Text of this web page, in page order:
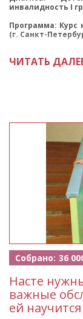
инвалидность I
Программа: Курс
(г. Санкт-
ЧИТАТЬ
Собрано: 36
Насте
важные
ей